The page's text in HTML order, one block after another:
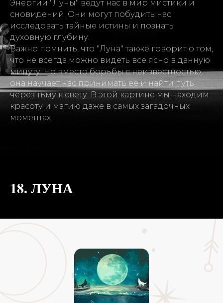
Энергии "Луны" ведут нас в мир мистики и
сновидений. Они могут побудить нас
исследовать тайные истины и познать
духовную глубину.
Важно помнить, что "Луна" также говорит о том,
что не всегда можно видеть все ясно в данную
минуту. Но вместо борьбы с неизвестностью,
она научает нас принимать ее и найти путь
через тьму к свету. В этой картине мы находим
красоту и магию даже в самых загадочных
моментах.
18. ЛУНА